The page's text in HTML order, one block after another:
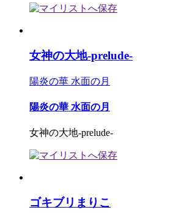
女神の大地-prelude-
陽炎の華 水面の月
陽炎の華 水面の月
女神の大地-prelude-
ゴキブリまりこ